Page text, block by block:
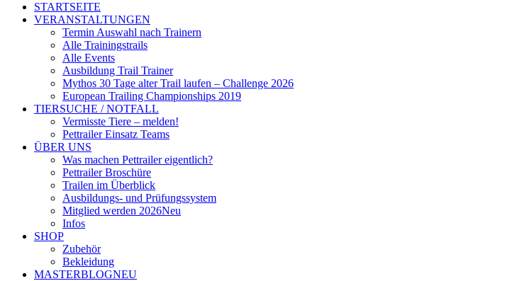
STARTSEITE
VERANSTALTUNGEN
Termin Auswahl nach Trainern
Alle Trainingstrails
Alle Events
Ausbildung Trail Trainer
Mythos 30 Tage alter Trail laufen – Challenge 2026
European Trailing Championships 2019
TIERSUCHE / NOTFALL
Vermisste Tiere – melden!
Pettrailer Einsatz Teams
ÜBER UNS
Was machen Pettrailer eigentlich?
Pettrailer Broschüre
Trailen im Überblick
Ausbildungs- und Prüfungssystem
Mitglied werden 2026Neu
Infos
SHOP
Zubehör
Bekleidung
MASTERBLOGNEU